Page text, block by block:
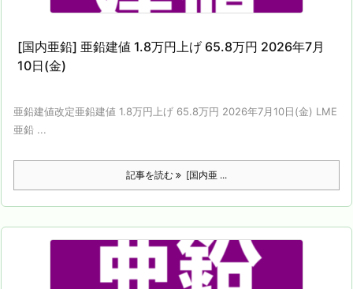
[国内亜鉛] 亜鉛建値 1.8万円上げ 65.8万円 2026年7月
10日(金)
亜鉛建値改定亜鉛建値 1.8万円上げ 65.8万円 2026年7月10日(金) LME
亜鉛 ...
記事を読む [国内亜 ...